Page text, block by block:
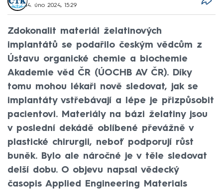
14. úno 2024, 15:29
Zdokonalit materiál želatinových
implantátů se podařilo českým vědcům z
Ústavu organické chemie a biochemie
Akademie věd ČR (ÚOCHB AV ČR). Díky
tomu mohou lékaři nově sledovat, jak se
implantáty vstřebávají a lépe je přizpůsobit
pacientovi. Materiály na bázi želatiny jsou
v poslední dekádě oblíbené převážně v
plastické chirurgii, neboť podporují růst
buněk. Bylo ale náročné je v těle sledovat
delší dobu. O objevu napsal vědecký
časopis Applied Engineering Materials